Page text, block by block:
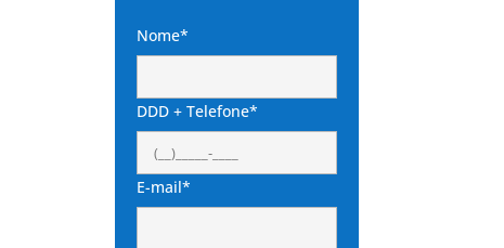
Nome*
DDD + Telefone*
E-mail*